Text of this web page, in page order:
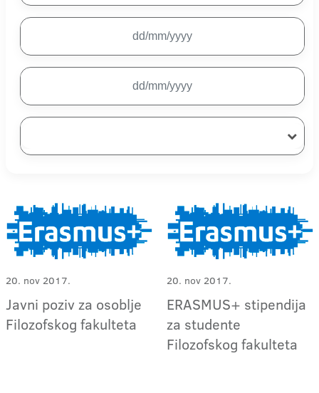
20. nov 2017.
Javni poziv za osoblje
Filozofskog fakulteta
20. nov 2017.
ERASMUS+ stipendija
za studente
Filozofskog fakulteta